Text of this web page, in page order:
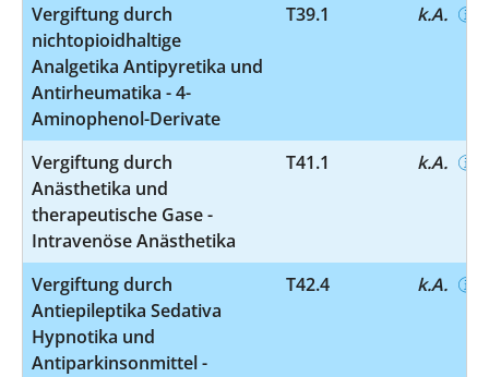
Vergiftung durch
nichtopioidhaltige
Analgetika Antipyretika und
Antirheumatika - 4-
Aminophenol-Derivate
T39.1 k.A.
Vergiftung durch
Anästhetika und
therapeutische Gase -
Intravenöse Anästhetika
T41.1 k.A.
Vergiftung durch
Antiepileptika Sedativa
Hypnotika und
Antiparkinsonmittel -
T42.4 k.A.